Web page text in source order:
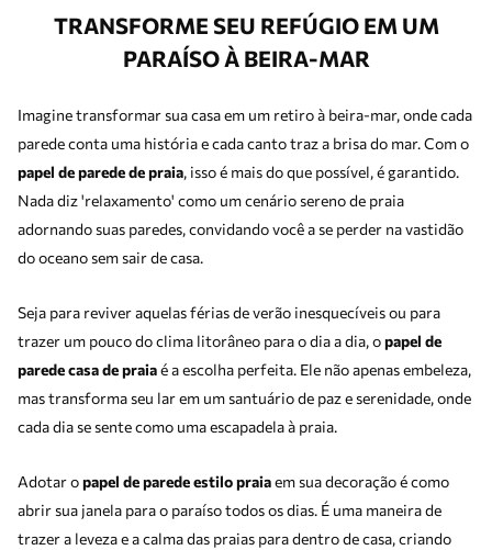
TRANSFORME SEU REFÚGIO EM UM
PARAÍSO À BEIRA-MAR
Imagine transformar sua casa em um retiro à beira-mar, onde cada
parede conta uma história e cada canto traz a brisa do mar. Com o
papel de parede de praia, isso é mais do que possível, é garantido.
Nada diz 'relaxamento' como um cenário sereno de praia
adornando suas paredes, convidando você a se perder na vastidão
do oceano sem sair de casa.
Seja para reviver aquelas férias de verão inesquecíveis ou para
trazer um pouco do clima litorâneo para o dia a dia, opapel de
parede casa de praiaé a escolha perfeita. Ele não apenas embeleza,
mas transforma seu lar em um santuário de paz e serenidade, onde
cada dia se sente como uma escapadela à praia.
Adotar opapel de parede estilo praiaem sua decoração é como
abrir sua janela para o paraíso todos os dias. É uma maneira de
trazer a leveza e a calma das praias para dentro de casa, criando